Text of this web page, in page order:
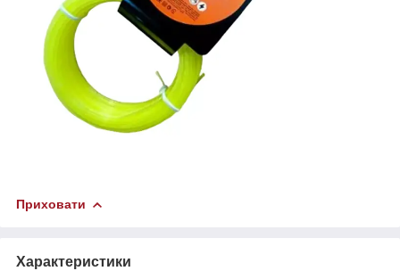
Приховати
Характеристики